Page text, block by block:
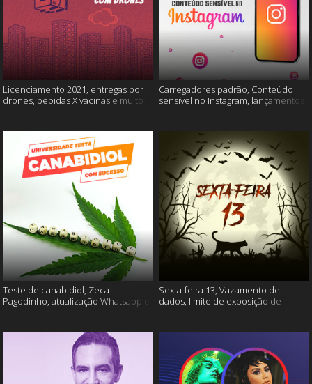
Licenciamento 2021, entregas por
drones, bebidas X vacinas e muito
Carregadores padrão, Conteúdo
sensível no Instagram, lançamentos
Teste de canabidiol, Zeca
Pagodinho, atualização Whatsapp e
Sexta-feira 13, Vazamento de
dados, limite de exposição de